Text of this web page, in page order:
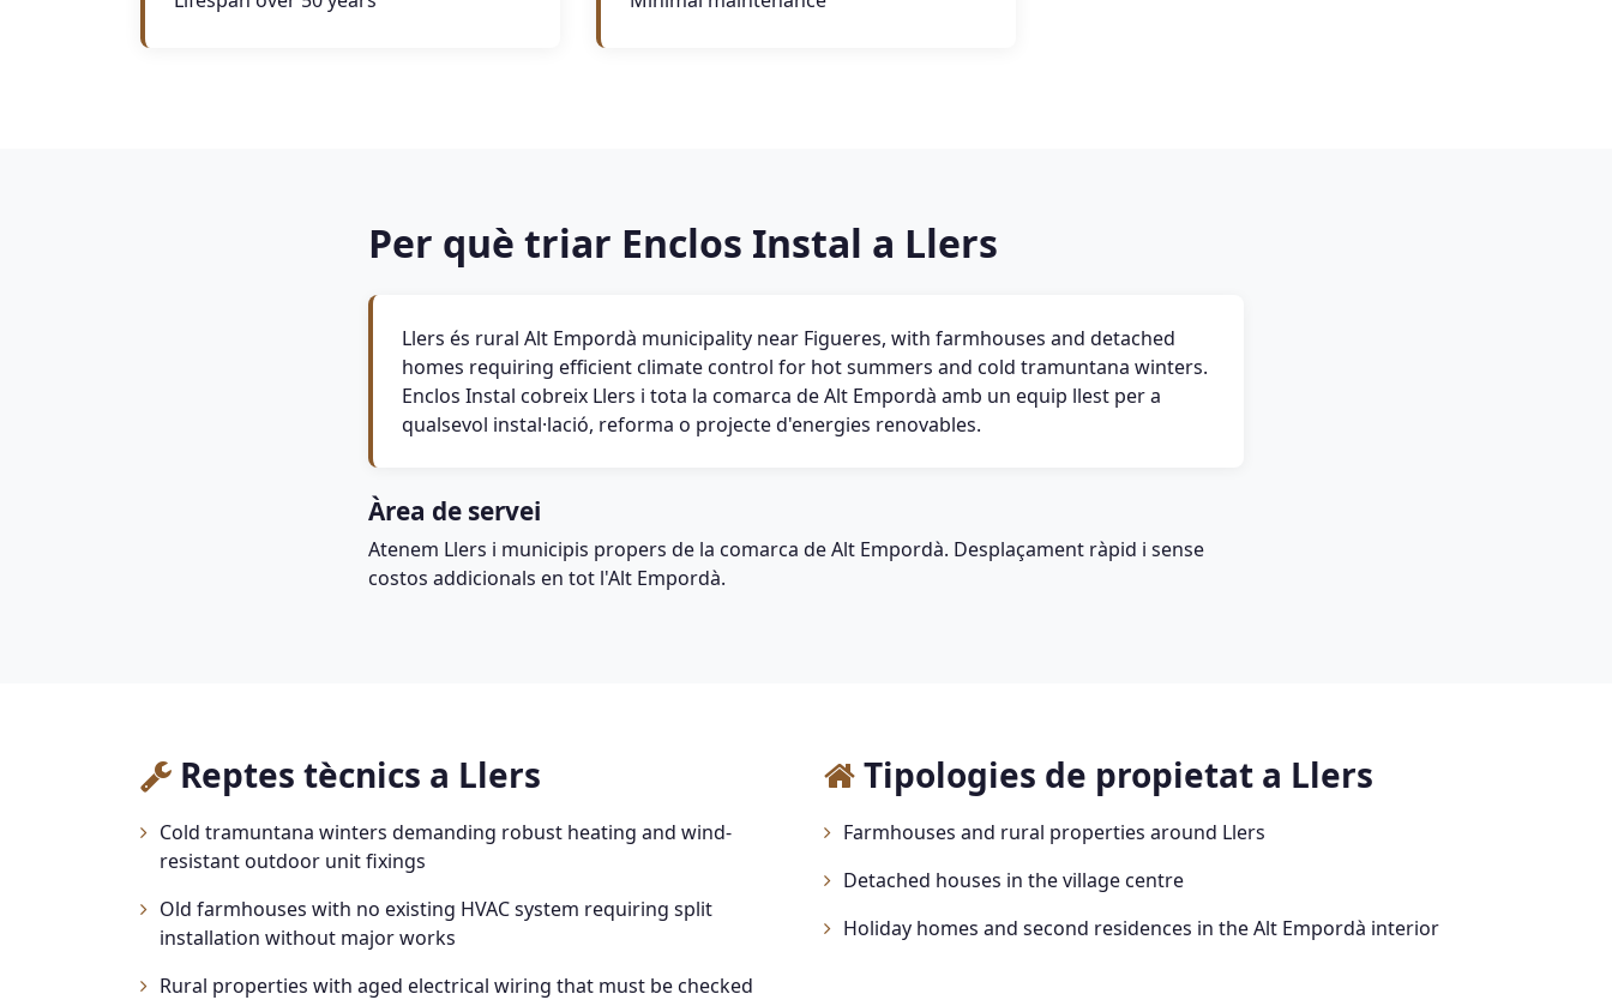
Per què triar Enclos Instal a Llers
Llers és rural Alt Empordà municipality near Figueres, with farmhouses and detached
homes requiring efficient climate control for hot summers and cold tramuntana winters.
Enclos Instal cobreix Llers i tota la comarca de Alt Empordà amb un equip llest per a
qualsevol instal·lació, reforma o projecte d'energies renovables.
Àrea de servei
Atenem Llers i municipis propers de la comarca de Alt Empordà. Desplaçament ràpid i sense
costos addicionals en tot l'Alt Empordà.
Reptes tècnics a Llers
Cold tramuntana winters demanding robust heating and wind-
resistant outdoor unit fixings
Old farmhouses with no existing HVAC system requiring split
installation without major works
Rural properties with aged electrical wiring that must be checked
Tipologies de propietat a Llers
Farmhouses and rural properties around Llers
Detached houses in the village centre
Holiday homes and second residences in the Alt Empordà interior